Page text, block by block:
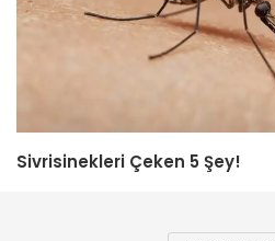
Sivrisinekleri Çeken 5 Şey!